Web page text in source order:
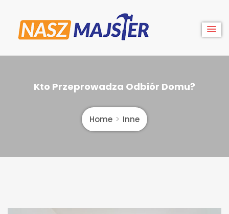
content
Nasz
Majster
Kto Przeprowadza Odbiór Domu?
Home Inne